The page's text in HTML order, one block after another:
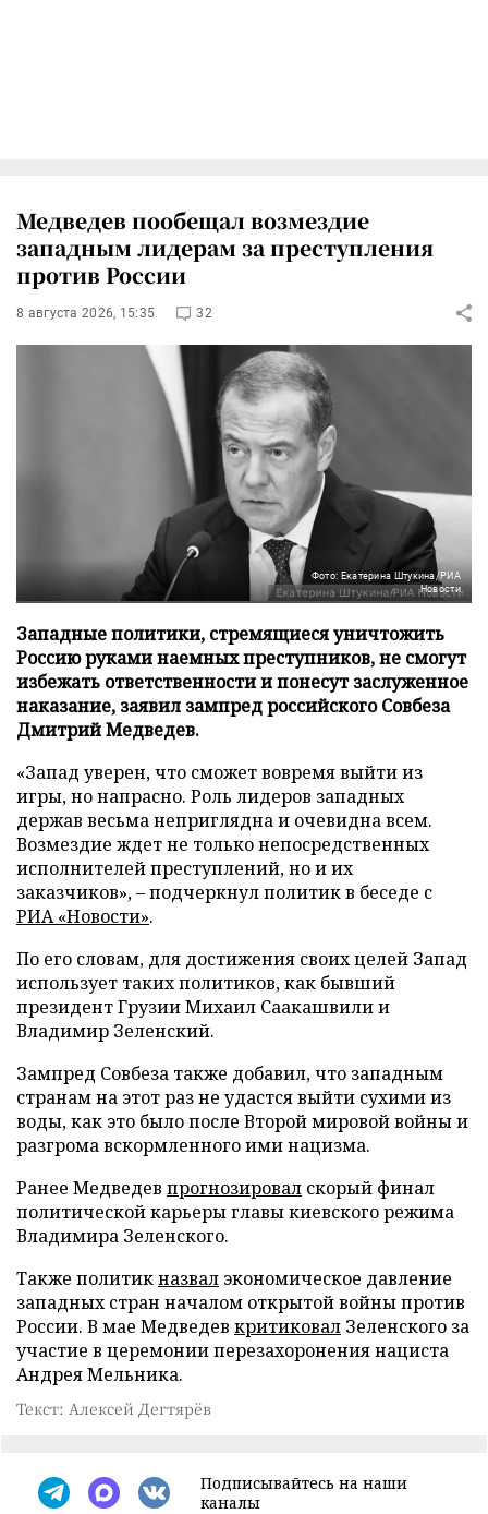
Медведев пообещал возмездие
западным лидерам за преступления
против России
8 августа 2026, 15:35 32
Фото: Екатерина Штукина/РИА
Новости
Западные политики, стремящиеся уничтожить
Россию руками наемных преступников, не смогут
избежать ответственности и понесут заслуженное
наказание, заявил зампред российского Совбеза
Дмитрий Медведев.
«Запад уверен, что сможет вовремя выйти из
игры, но напрасно. Роль лидеров западных
держав весьма неприглядна и очевидна всем.
Возмездие ждет не только непосредственных
исполнителей преступлений, но и их
заказчиков», – подчеркнул политик в беседе с
РИА «Новости».
По его словам, для достижения своих целей Запад
использует таких политиков, как бывший
президент Грузии Михаил Саакашвили и
Владимир Зеленский.
Зампред Совбеза также добавил, что западным
странам на этот раз не удастся выйти сухими из
воды, как это было после Второй мировой войны и
разгрома вскормленного ими нацизма.
Ранее Медведев прогнозировал скорый финал
политической карьеры главы киевского режима
Владимира Зеленского.
Также политикназвал экономическое давление
западных стран началом открытой войны против
России. В мае Медведев критиковал Зеленского за
участие в церемонии перезахоронения нациста
Андрея Мельника.
Текст: Алексей Дегтярёв
Подписывайтесь на наши
каналы